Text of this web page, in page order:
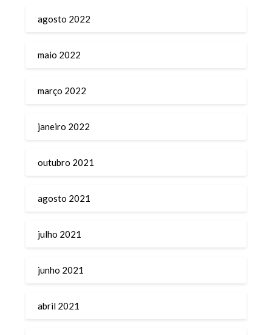
agosto 2022
maio 2022
março 2022
janeiro 2022
outubro 2021
agosto 2021
julho 2021
junho 2021
abril 2021